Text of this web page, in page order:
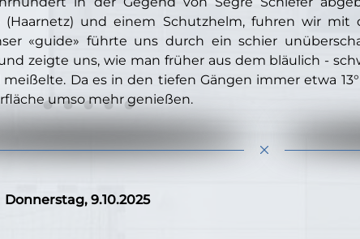
(Haarnetz) und einem Schutzhelm, fuhren wir
«guide» führte uns durch ein schier
zeigte uns, wie man früher aus dem bläulich -
meißelte. Da es in den tiefen Gängen immer etwa
umso mehr genießen.
Donnerstag, 9.10.2025